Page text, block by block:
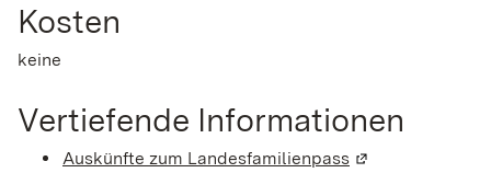
Kosten
keine
Vertiefende Informationen
Auskünfte zum Landesfamilienpass (Wird in einem